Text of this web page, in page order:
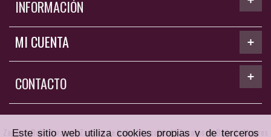
Este sitio web utiliza cookies propias y de terceros
INFORMACIÓN
MI CUENTA
CONTACTO
Zapatos Baile Baratos|Zapatos de baile. Alta calidad|Zapatos de Baile de Mujeres